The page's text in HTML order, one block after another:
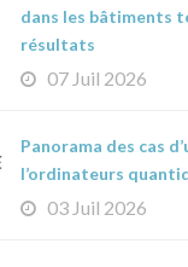
dans les bâtiments
résultats
07 Juil 2026
Panorama des cas
l’ordinateurs
03 Juil 2026